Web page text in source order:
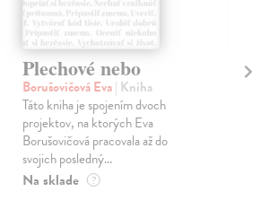
Plechové nebo
Borušovičová Eva| Kniha
Táto kniha je spojením dvoch
projektov, na ktorých Eva
Borušovičová pracovala až do
svojich posledný...
Na sklade ?